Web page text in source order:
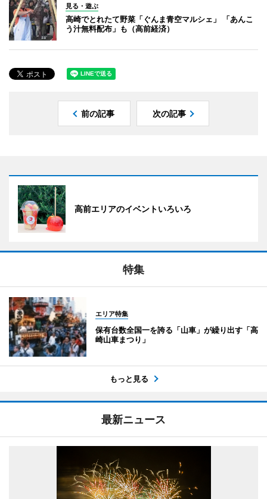
見る・遊ぶ
高崎でとれたて野菜「ぐんま青空マルシェ」 「あんこ
う汁無料配布」も（高前経済）
前の記事 次の記事
高前エリアのイベントいろいろ
特集
エリア特集
保有台数全国一を誇る「山車」が繰り出す「高
崎山車まつり」
もっと見る
最新ニュース